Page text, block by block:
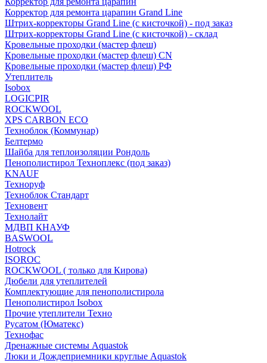
Корректор для ремонта царапин Grand Line
Штрих-корректоры Grand Line (с кисточкой) - под заказ
Штрих-корректоры Grand Line (с кисточкой) - склад
Кровельные проходки (мастер флеш)
Кровельные проходки (мастер флеш) CN
Кровельные проходки (мастер флеш) РФ
Утеплитель
Isobox
LOGICPIR
ROCKWOOL
XPS CARBON ECO
Техноблок (Коммунар)
Белтермо
Шайба для теплоизоляции Рондоль
Пенополистирол Техноплекс (под заказ)
KNАUF
Технoруф
Техноблок Стандарт
Техновент
Технолайт
МДВП КНАУФ
BASWOOL
Hotrock
ISOROC
ROCKWOOL ( только для Кирова)
Дюбели для утеплителей
Комплектующие для пенополистирола
Пенополистирол Isobox
Прочие утеплители Техно
Русатом (Юматекс)
Технофас
Дренажные системы Aquastok
Люки и Дождеприемники круглые Aquastok